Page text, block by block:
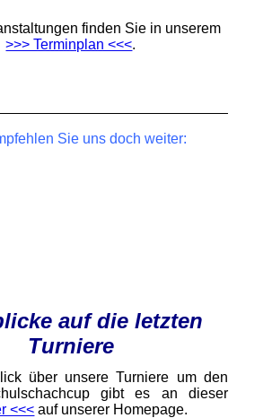
finden Sie in unserem
>>> Terminplan <<<.
Sie uns doch weiter:
auf die letzten
Turniere
über unsere Turniere um den
gibt es an dieser
<<< auf unserer Homepage.